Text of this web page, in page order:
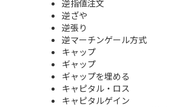
逆指値注文
逆ざや
逆張り
逆マーチンゲール方式
キャップ
ギャップ
ギャップを埋める
キャピタル・ロス
キャピタルゲイン